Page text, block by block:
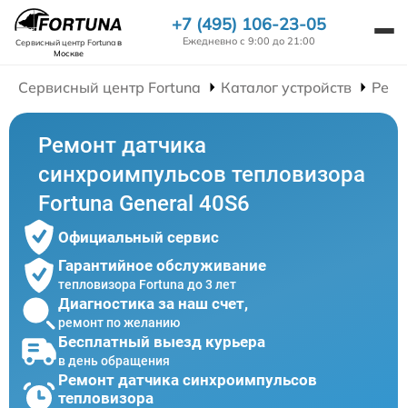
Сервисный центр Fortunaв
Москве
+7 (495) 106-23-05
Ежедневно с 9:00 до 21:00
Сервисный центр Fortuna Каталог устройств
Ремонт датчика
синхроимпульсов тепловизора
Fortuna General 40S6
Официальный сервис
Гарантийное обслуживание
тепловизора Fortuna до 3 лет
Диагностика за наш счет,
ремонт по желанию
Бесплатный выезд курьера
в день обращения
Ремонт датчика синхроимпульсов
тепловизора